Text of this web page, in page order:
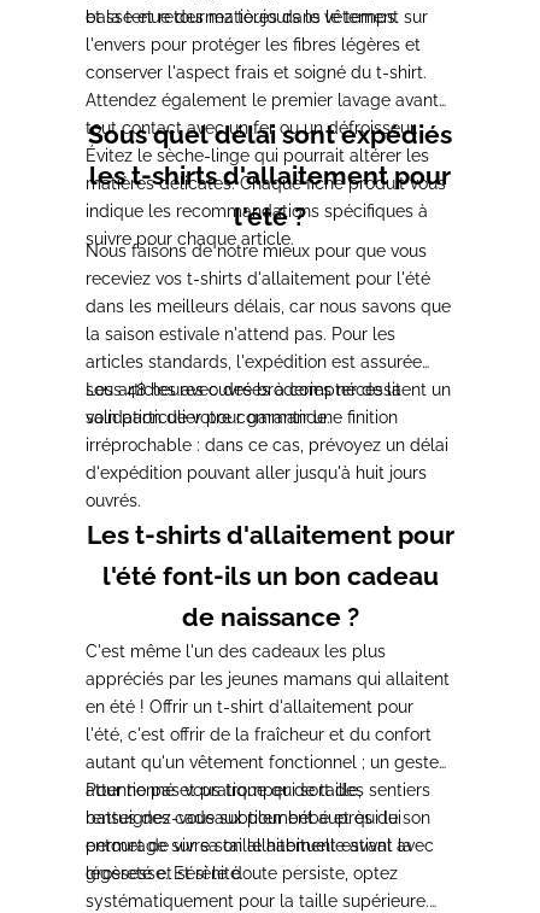
et la tenue des matières dans le temps.
basse et retournez toujours le vêtement sur
l'envers pour protéger les fibres légères et
conserver l'aspect frais et soigné du t-shirt.
Attendez également le premier lavage avant
tout contact avec un fer ou un défroisseur.
Évitez le sèche-linge qui pourrait altérer les
matières délicates. Chaque fiche produit vous
indique les recommandations spécifiques à
suivre pour chaque article.
Sous quel délai sont expédiés
les t-shirts d'allaitement pour
l'été ?
Nous faisons de notre mieux pour que vous
receviez vos t-shirts d'allaitement pour l'été
dans les meilleurs délais, car nous savons que
la saison estivale n'attend pas. Pour les
articles standards, l'expédition est assurée
sous 48 heures ouvrées à compter de la
validation de votre commande.
Les articles avec des broderies nécessitent un
soin particulier pour garantir une finition
irréprochable : dans ce cas, prévoyez un délai
d'expédition pouvant aller jusqu'à huit jours
ouvrés.
Les t-shirts d'allaitement pour
l'été font-ils un bon cadeau
de naissance ?
C'est même l'un des cadeaux les plus
appréciés par les jeunes mamans qui allaitent
en été ! Offrir un t-shirt d'allaitement pour
l'été, c'est offrir de la fraîcheur et du confort
autant qu'un vêtement fonctionnel ; un geste
attentionné et pratique qui sort des sentiers
battus des cadeaux pour bébé et qui lui
permet de vivre son allaitement estival avec
légèreté et sérénité.
Pour ne pas vous tromper de taille,
renseignez-vous subtilement auprès de son
entourage sur sa taille habituelle avant la
grossesse. Et si le doute persiste, optez
systématiquement pour la taille supérieure.